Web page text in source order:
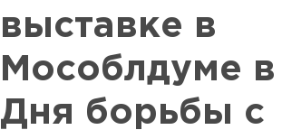
выставке в
Мособлдуме в
Дня борьбы с